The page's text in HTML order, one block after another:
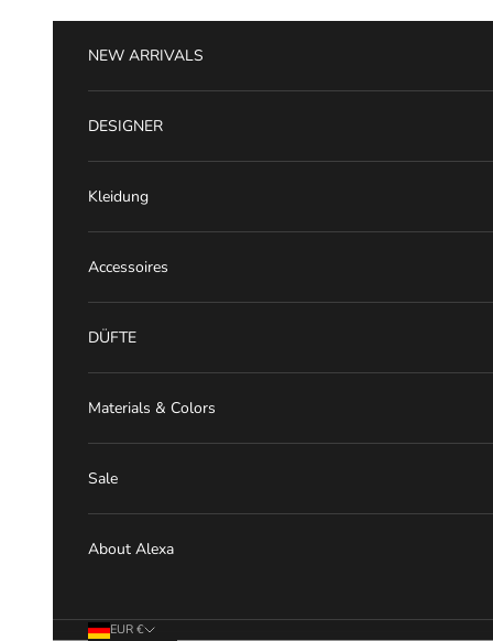
NEW ARRIVALS
DESIGNER
Kleidung
Accessoires
DÜFTE
Materials & Colors
Sale
About Alexa
EUR €